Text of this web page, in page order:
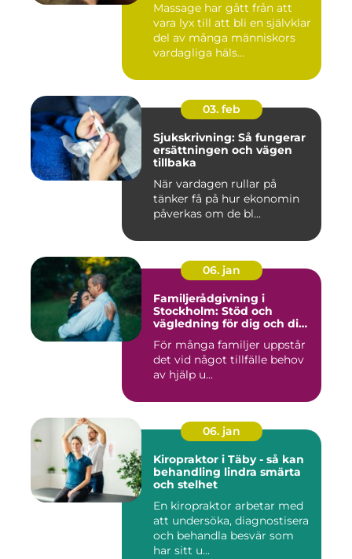
Massage har gått från att
vara lyx till att bli en självklar
del av många människors
vardagliga häls...
03. feb
Sjukskrivning: Så fungerar
ersättningen och vägen
tillbaka
När vardagen rullar på
tänker få på hur ekonomin
påverkas om de bl...
06. jan
Familjerådgivning i
Stockholm: Stöd och
vägledning för dig och din
För många familjer uppstår
det vid något tillfälle behov
av hjälp u...
06. jan
Kiropraktor i Täby - så kan
behandling lindra smärta
och stelhet
En kiropraktor arbetar med
att undersöka, diagnostisera
och behandla besvär som
har sitt u...